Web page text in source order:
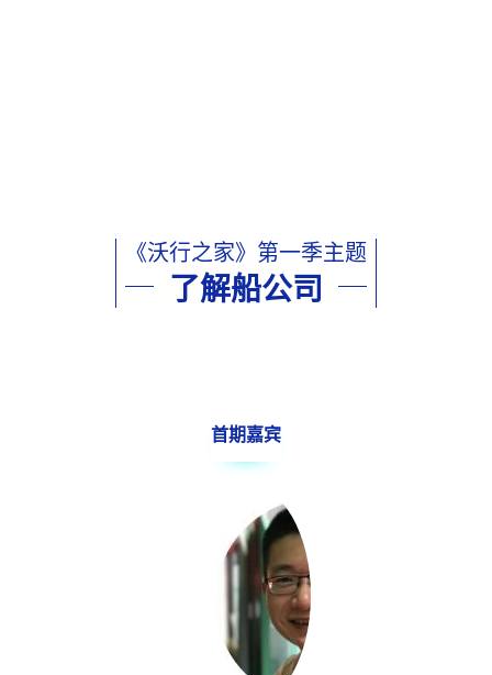
《沃行之家》第一季主题
了解船公司
首期嘉宾